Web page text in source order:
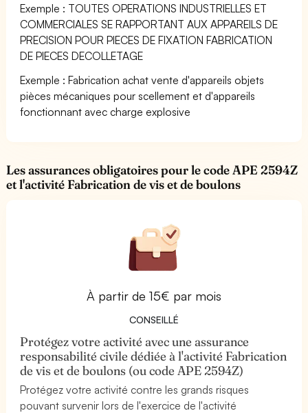
Exemple : TOUTES OPERATIONS INDUSTRIELLES ET
COMMERCIALES SE RAPPORTANT AUX APPAREILS DE
PRECISION POUR PIECES DE FIXATION FABRICATION
DE PIECES DECOLLETAGE
Exemple : Fabrication achat vente d'appareils objets
pièces mécaniques pour scellement et d'appareils
fonctionnant avec charge explosive
Les assurances obligatoires pour le code APE 2594Z
et l'activité Fabrication de vis et de boulons
À partir de 15€ par mois
CONSEILLÉ
Protégez votre activité avec une assurance
responsabilité civile dédiée à l'activité Fabrication
de vis et de boulons (ou code APE 2594Z)
Protégez votre activité contre les grands risques
pouvant survenir lors de l'exercice de l'activité